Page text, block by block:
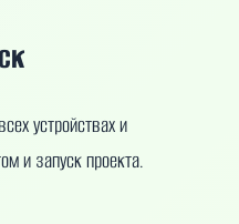
устройствах и
и запуск проекта.